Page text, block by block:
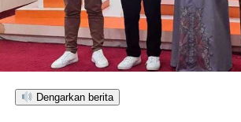
Dengarkan berita